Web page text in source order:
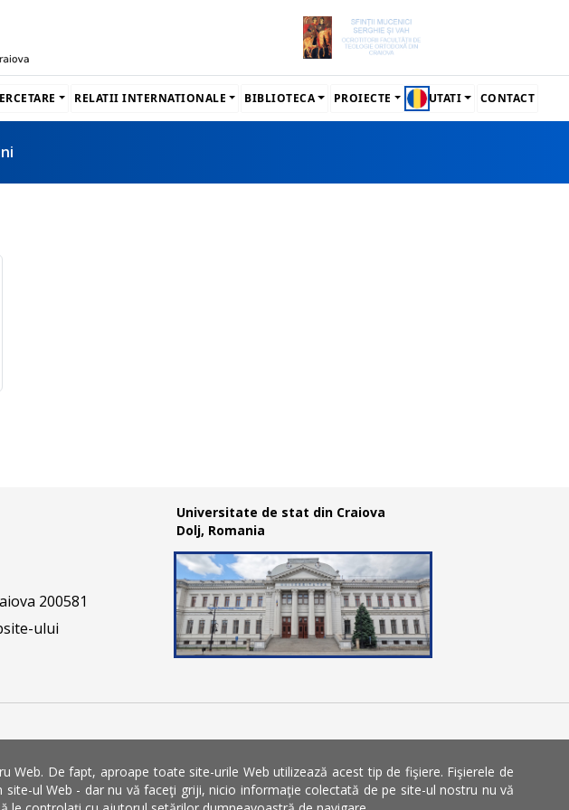
RELATII INTERNATIONALE BIBLIOTECA PROIECTE NOUTATI CONTACT
De fapt, aproape toate site-urile Web utilizează acest tip de fişiere. Fişierele de
ul Web - dar nu vă faceţi griji, nicio informaţie colectată de pe site-ul nostru nu vă
200581
ului
Universitate de stat din Craiova
Dolj, Romania
Toate drepturile rezervate.